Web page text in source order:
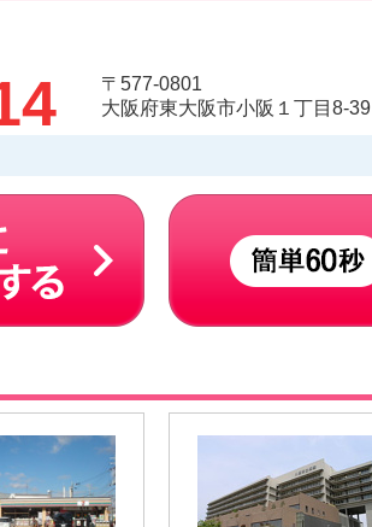
〒577-0801
大阪府東大阪市小阪１丁目8-39